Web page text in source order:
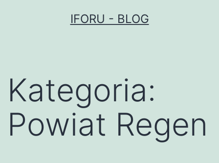
IFORU - BLOG
Kategoria:
Powiat Regen